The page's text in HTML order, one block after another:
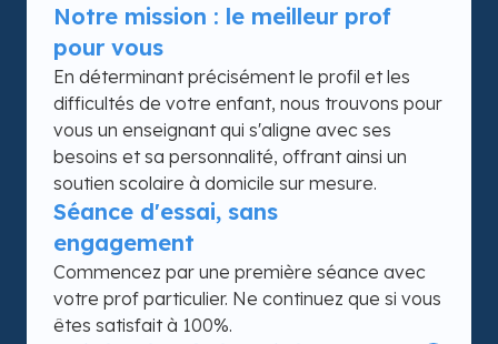
Notre mission : le meilleur prof
pour vous
En déterminant précisément le profil et les
difficultés de votre enfant, nous trouvons pour
vous un enseignant qui s'aligne avec ses
besoins et sa personnalité, offrant ainsi un
soutien scolaire à domicile sur mesure.
Séance d'essai, sans
engagement
Commencez par une première séance avec
votre prof particulier. Ne continuez que si vous
êtes satisfait à 100%.